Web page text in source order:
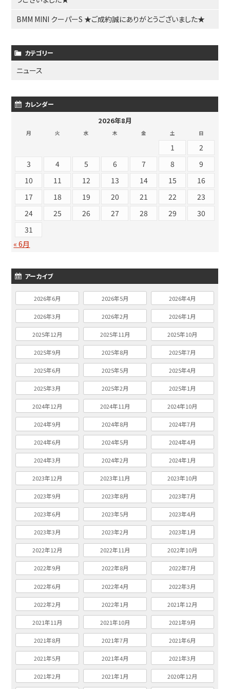
BMM MINI クーパーS ★ご成約誠にありがとうございました★
カテゴリー
ニュース
カレンダー
2026年8月
月 火 水 木 金 土 日
1
2
3
4 5 6 7 8
9
10
11 12 13 14 15
16
17
18 19 20 21 22
23
24
25 26 27 28 29
30
31
« 6月
アーカイブ
2026年6月 2026年5月 2026年4月
2026年3月 2026年2月 2026年1月
2025年12月 2025年11月 2025年10月
2025年9月 2025年8月 2025年7月
2025年6月 2025年5月 2025年4月
2025年3月 2025年2月 2025年1月
2024年12月 2024年11月 2024年10月
2024年9月 2024年8月 2024年7月
2024年6月 2024年5月 2024年4月
2024年3月 2024年2月 2024年1月
2023年12月 2023年11月 2023年10月
2023年9月 2023年8月 2023年7月
2023年6月 2023年5月 2023年4月
2023年3月 2023年2月 2023年1月
2022年12月 2022年11月 2022年10月
2022年9月 2022年8月 2022年7月
2022年6月 2022年4月 2022年3月
2022年2月 2022年1月 2021年12月
2021年11月 2021年10月 2021年9月
2021年8月 2021年7月 2021年6月
2021年5月 2021年4月 2021年3月
2021年2月 2021年1月 2020年12月